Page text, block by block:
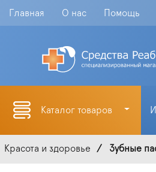
Главная О нас Помощь
Каталог товаров
Красота и здоровье Зубные